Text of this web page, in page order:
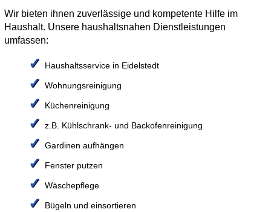
Wir bieten ihnen zuverlässige und kompetente Hilfe im
Haushalt. Unsere haushaltsnahen Dienstleistungen
umfassen:
✓ Haushaltsservice in Eidelstedt
✓Wohnungsreinigung
✓ Küchenreinigung
✓z.B. Kühlschrank- und Backofenreinigung
✓Gardinen aufhängen
✓ Fenster putzen
✓Wäschepflege
✓ Bügeln und einsortieren